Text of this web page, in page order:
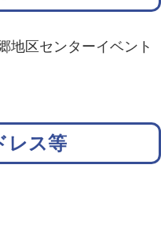
地区センターイベント
レス等